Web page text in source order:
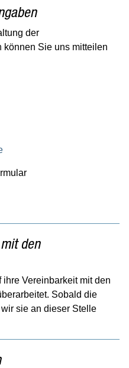
der
können Sie uns mitteilen
den
Vereinbarkeit mit den
Sobald die
sie an dieser Stelle